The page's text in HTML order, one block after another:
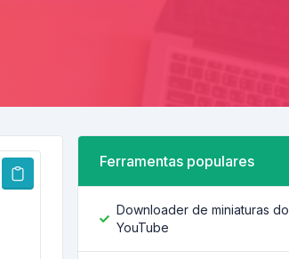
Ferramentas populares
Downloader de miniaturas do
YouTube